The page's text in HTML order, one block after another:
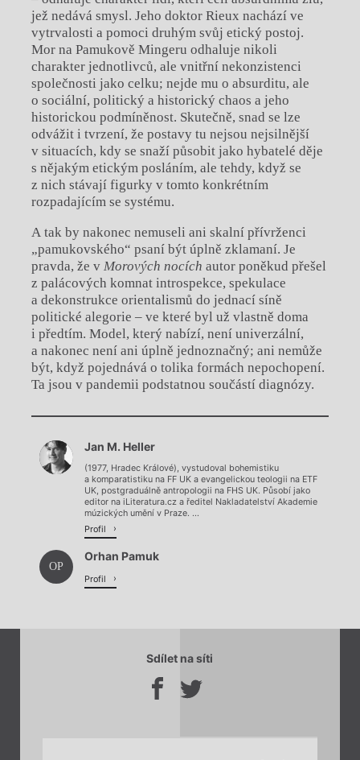
jež nedává smysl. Jeho doktor Rieux nachází ve
vytrvalosti a pomoci druhým svůj etický postoj.
Mor na Pamukově Mingeru odhaluje nikoli
charakter jednotlivců, ale vnitřní nekonzistenci
společnosti jako celku; nejde mu o absurditu, ale
o sociální, politický a historický chaos a jeho
historickou podmíněnost. Skutečně, snad se lze
odvážit i tvrzení, že postavy tu nejsou nejsilnější
v situacích, kdy se snaží působit jako hybatelé děje
s nějakým etickým posláním, ale tehdy, když se
z nich stávají figurky v tomto konkrétním
rozpadajícím se systému.
A tak by nakonec nemuseli ani skalní přívrženci
„pamukovského“ psaní být úplně zklamaní. Je
pravda, že v Morových nocích autor poněkud přešel
z palácových komnat introspekce, spekulace
a dekonstrukce orientalismů do jednací síně
politické alegorie – ve které byl už vlastně doma
i předtím. Model, který nabízí, není univerzální,
a nakonec není ani úplně jednoznačný; ani nemůže
být, když pojednává o tolika formách nepochopení.
Ta jsou v pandemii podstatnou součástí diagnózy.
Chviličku.
Načítá se.
Jan M. Heller
(1977, Hradec Králové), vystudoval bohemistiku
a komparatistiku na FF UK a evangelickou teologii na ETF
UK, postgraduálně antropologii na FHS UK. Působí jako
editor na iLiteratura.cz a ředitel Nakladatelství Akademie
múzických umění v Praze. ...
Profil
OP
Orhan Pamuk
Profil
Sdílet na síti